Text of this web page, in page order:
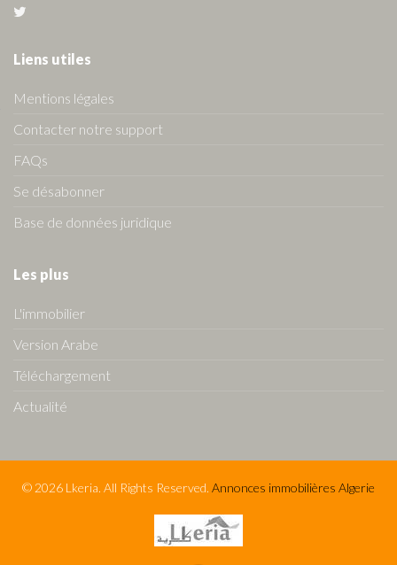
Liens utiles
Mentions légales
Contacter notre support
FAQs
Se désabonner
Base de données juridique
Les plus
L'immobilier
Version Arabe
Téléchargement
Actualité
© 2026 Lkeria. All Rights Reserved. Annonces immobilières Algerie